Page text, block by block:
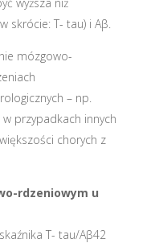
skrócie: T- tau) i Aβ.
mózgowo-
– np.
przypadkach innych
chorych z
rdzeniowym u
T- tau/Aβ42